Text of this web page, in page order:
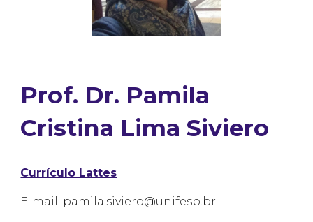
Prof. Dr. Pamila
Cristina Lima Siviero
Currículo Lattes
E-mail: pamila.siviero@unifesp.br